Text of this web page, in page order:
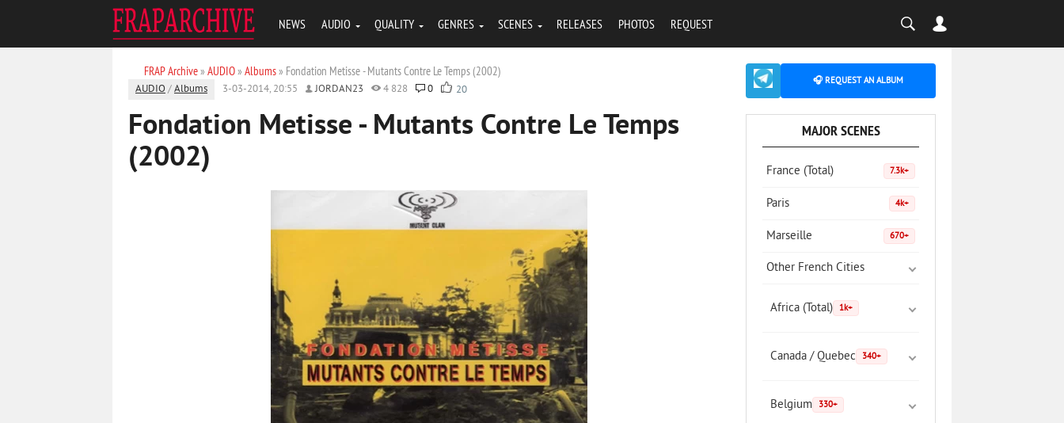
NEWS AUDIO QUALITY GENRES SCENES RELEASES PHOTOS REQUEST
FRAP Archive» AUDIO» Albums» Fondation Metisse - Mutants Contre Le Temps (2002)
AUDIO /Albums 3-03-2014, 20:55 JORDAN23 4 828 0 20
Fondation Metisse - Mutants Contre Le Temps
(2002)
🎧 REQUEST AN ALBUM
MAJOR SCENES
France (Total) 7.3k+
Paris 4k+
Marseille 670+
Other French Cities
Africa (Total) 1k+
Canada / Quebec 340+
Belgium 330+